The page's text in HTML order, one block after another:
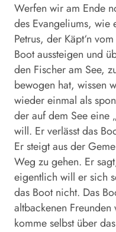
Werfen wir am Ende
des Evangeliums, wie
Petrus, der Käpt‘n
Boot aussteigen und
den Fischer am See,
bewogen hat, wissen
wieder einmal als
der auf dem See eine
will. Er verlässt das
Er steigt aus der
Weg zu gehen. Er
eigentlich will er sich
das Boot nicht. Das
altbackenen Freunden
komme selbst über